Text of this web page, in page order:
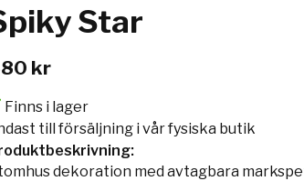
Star
kr
Finns i lager
till försäljning i vår fysiska butik
dekoration med avtagbara